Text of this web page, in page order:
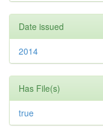
Date issued
2014
Has File(s)
true